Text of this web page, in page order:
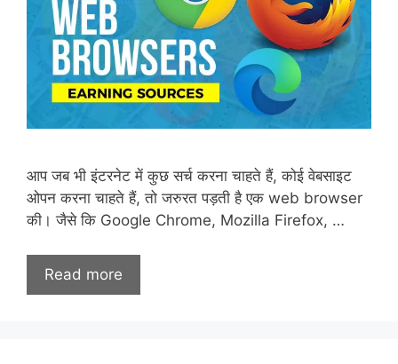
आप जब भी इंटरनेट में कुछ सर्च करना चाहते हैं, कोई वेबसाइट
ओपन करना चाहते हैं, तो जरुरत पड़ती है एक web browser
की। जैसे कि Google Chrome, Mozilla Firefox, …
Read more